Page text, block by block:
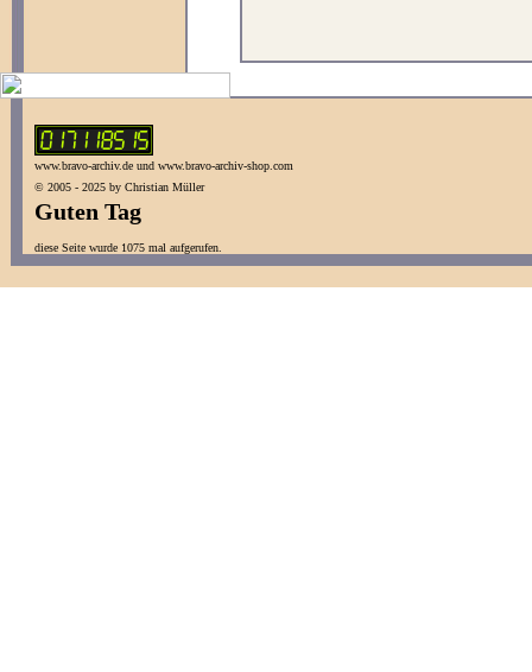
www.bravo-archiv.de und www.bravo-archiv-shop.com
© 2005 - 2025 by Christian Müller
Guten Tag
diese Seite wurde 1075 mal aufgerufen.